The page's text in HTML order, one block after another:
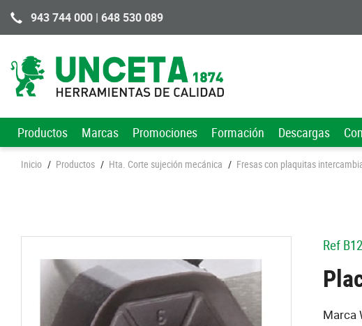
943 744 000 | 648 530 089
Productos Marcas Promociones Formación Descargas
Inicio / Productos / Hta. Corte sujeción mecánica / Fresas con plaquitas
Ref
Marca